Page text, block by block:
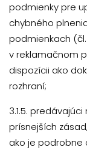
podmienky pre
chybného
podmienkach
vreklamačnom
dispozícii ako
rozhraní;
3.1.5.
prísnejších
ako je podrobne